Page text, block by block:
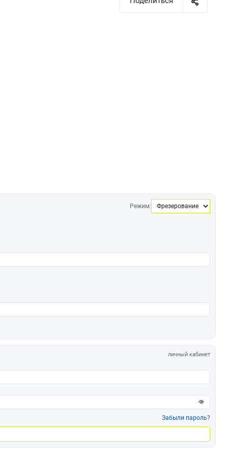
Режим:
личный кабинет
👁
Забыли пароль?